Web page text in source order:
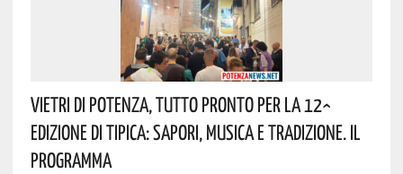
Vietri Di Potenza, Tutto Pronto Per La 12^
Edizione Di Tipica: Sapori, Musica E Tradizione. Il
Programma